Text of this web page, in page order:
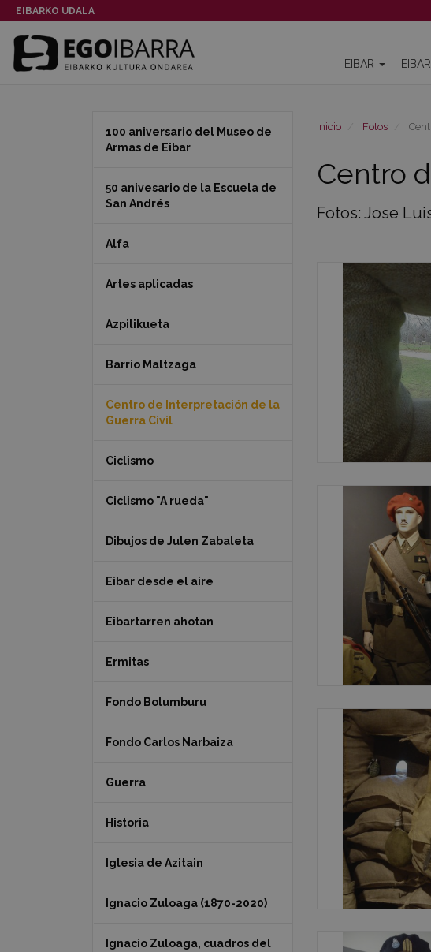
EIBARKO UDALA
EIBAR
Inicio Fotos
Centro
Fotos: Jose
100 aniversario del Museo de
Armas de Eibar
50 anivesario de la Escuela de
San Andrés
Alfa
Artes aplicadas
Azpilikueta
Barrio Maltzaga
Centro de Interpretación de la
Guerra Civil
Ciclismo
Ciclismo "A rueda"
Dibujos de Julen Zabaleta
Eibar desde el aire
Eibartarren ahotan
Ermitas
Fondo Bolumburu
Fondo Carlos Narbaiza
Guerra
Historia
Iglesia de Azitain
Ignacio Zuloaga (1870-2020)
Ignacio Zuloaga, cuadros del